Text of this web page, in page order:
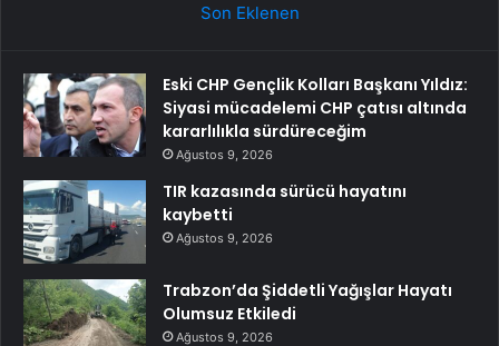
Son Eklenen
Eski CHP Gençlik Kolları Başkanı Yıldız:
Siyasi mücadelemi CHP çatısı altında
kararlılıkla sürdüreceğim
Ağustos 9, 2026
TIR kazasında sürücü hayatını
kaybetti
Ağustos 9, 2026
Trabzon’da Şiddetli Yağışlar Hayatı
Olumsuz Etkiledi
Ağustos 9, 2026